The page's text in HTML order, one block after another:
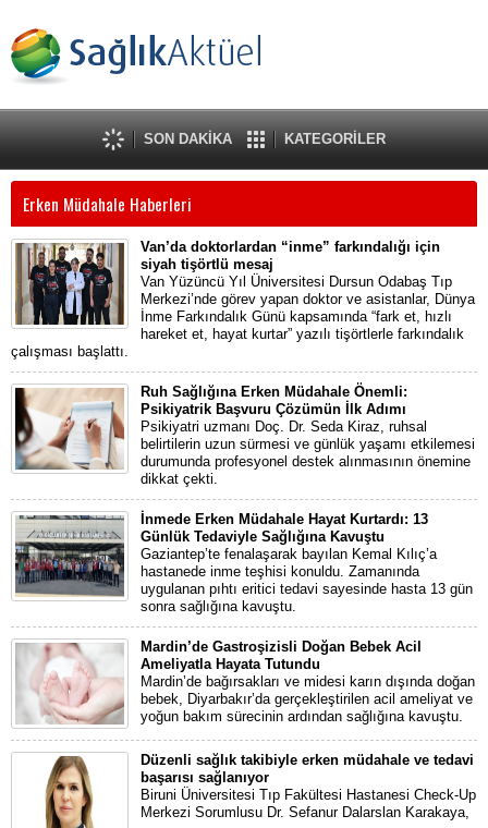
SON DAKİKA KATEGORİLER
Erken Müdahale Haberleri
Van’da doktorlardan “inme” farkındalığı için
siyah tişörtlü mesaj
Van Yüzüncü Yıl Üniversitesi Dursun Odabaş Tıp
Merkezi’nde görev yapan doktor ve asistanlar, Dünya
İnme Farkındalık Günü kapsamında “fark et, hızlı
hareket et, hayat kurtar” yazılı tişörtlerle farkındalık
çalışması başlattı.
Ruh Sağlığına Erken Müdahale Önemli:
Psikiyatrik Başvuru Çözümün İlk Adımı
Psikiyatri uzmanı Doç. Dr. Seda Kiraz, ruhsal
belirtilerin uzun sürmesi ve günlük yaşamı etkilemesi
durumunda profesyonel destek alınmasının önemine
dikkat çekti.
İnmede Erken Müdahale Hayat Kurtardı: 13
Günlük Tedaviyle Sağlığına Kavuştu
Gaziantep’te fenalaşarak bayılan Kemal Kılıç’a
hastanede inme teşhisi konuldu. Zamanında
uygulanan pıhtı eritici tedavi sayesinde hasta 13 gün
sonra sağlığına kavuştu.
Mardin’de Gastroşizisli Doğan Bebek Acil
Ameliyatla Hayata Tutundu
Mardin’de bağırsakları ve midesi karın dışında doğan
bebek, Diyarbakır’da gerçekleştirilen acil ameliyat ve
yoğun bakım sürecinin ardından sağlığına kavuştu.
Düzenli sağlık takibiyle erken müdahale ve tedavi
başarısı sağlanıyor
Biruni Üniversitesi Tıp Fakültesi Hastanesi Check-Up
Merkezi Sorumlusu Dr. Sefanur Dalarslan Karakaya,